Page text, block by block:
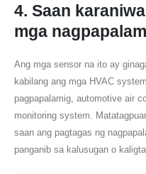
4. Saan
mga
Ang mga sensor na ito ay
kabilang ang mga HVAC
pagpapalamig, automotive air
monitoring system.
saan ang pagtagas ng
panganib sa kalusugan o